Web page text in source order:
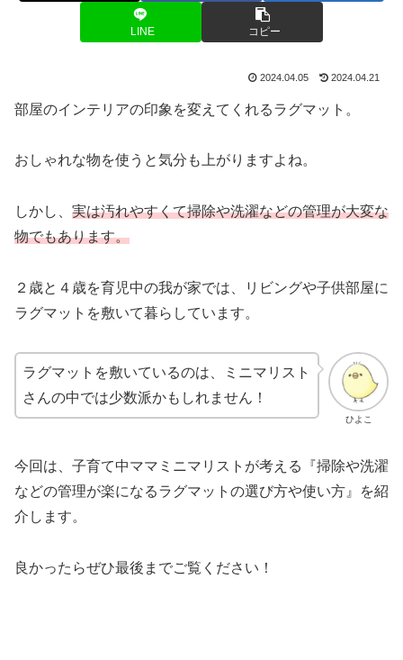
LINE コピー
2024.04.05 2024.04.21
部屋のインテリアの印象を変えてくれるラグマット。
おしゃれな物を使うと気分も上がりますよね。
しかし、 実は汚れやすくて掃除や洗濯などの管理が大変な
物でもあります。
２歳と４歳を育児中の我が家では、リビングや子供部屋に
ラグマットを敷いて暮らしています。
ひよこ
ラグマットを敷いているのは、ミニマリスト
さんの中では少数派かもしれません！
今回は、 子育て中ママミニマリストが考える『掃除や洗濯
などの管理が楽になるラグマットの選び方や使い方』を紹
介します。
良かったらぜひ最後までご覧ください！